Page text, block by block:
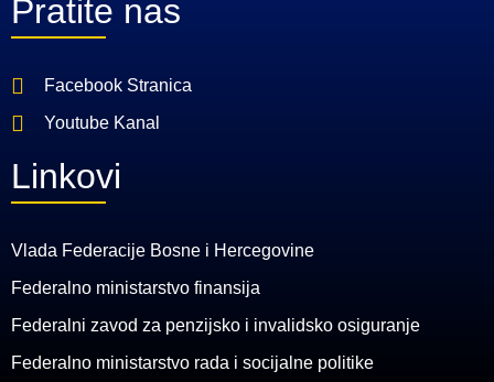
Pratite nas
Facebook Stranica
Youtube Kanal
Linkovi
Vlada Federacije Bosne i Hercegovine
Federalno ministarstvo finansija
Federalni zavod za penzijsko i invalidsko osiguranje
Federalno ministarstvo rada i socijalne politike